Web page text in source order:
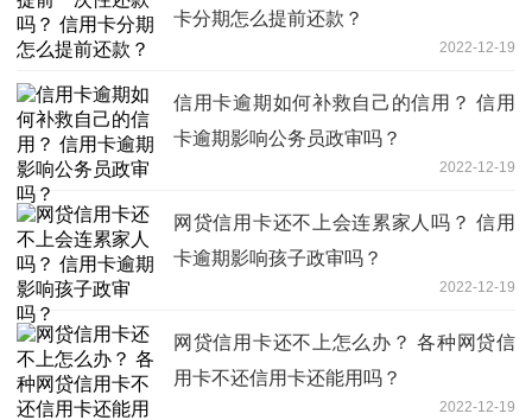
卡分期怎么提前还款？
2022-12-19
信用卡逾期如何补救自己的信用？ 信用
卡逾期影响公务员政审吗？
2022-12-19
网贷信用卡还不上会连累家人吗？ 信用
卡逾期影响孩子政审吗？
2022-12-19
网贷信用卡还不上怎么办？ 各种网贷信
用卡不还信用卡还能用吗？
2022-12-19